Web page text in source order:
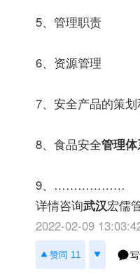
5、管理职责
6、资源管理
7、安全产品的策
8、食品安全管理
9、………………
详情咨询武汉宏儒
2022-02-09
赞同 11